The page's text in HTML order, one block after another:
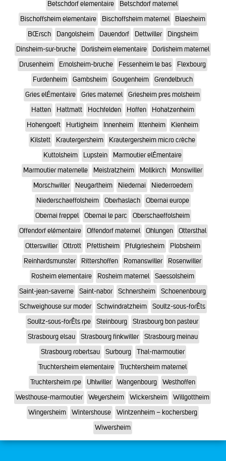
Betschdorf elementaire
Betschdorf maternel
Bischoffsheim elementaire
Bischoffsheim maternel
Blaesheim
BŒrsch
Dangolsheim Dauendorf Dettwiller
Dingsheim
Dinsheim-sur-bruche
Dorlisheim elementaire
Dorlisheim maternel
Drusenheim
Ernolsheim-bruche Fessenheim le bas
Flexbourg
Furdenheim
Gambsheim Gougenheim
Grendelbruch
Gries elÉmentaire
Gries maternel
Griesheim pres molsheim
Hatten
Hattmatt Hochfelden Hoffen
Hohatzenheim
Hohengoeft
Hurtigheim Innenheim Ittenheim
Kienheim
Kilstett
Krautergersheim
Krautergersheim micro crèche
Kuttolsheim
Lupstein
Marmoutier elÉmentaire
Marmoutier maternelle
Meistratzheim Mollkirch
Monswiller
Morschwiller
Neugartheim Niedernai
Niederroedern
Niederschaeffolsheim
Oberhaslach
Obernai europe
Obernai freppel
Obernai le parc
Oberschaeffolsheim
Offendorf elémentaire
Offendorf maternel Ohlungen
Ottersthal
Otterswiller
Ottrott Pfettisheim Pfulgriesheim
Plobsheim
Reinhardsmunster
Rittershoffen Romanswiller
Rosenwiller
Rosheim elementaire
Rosheim maternel
Saessolsheim
Saint-jean-saverne
Saint-nabor Schnersheim
Schoenenbourg
Schweighouse sur moder
Schwindratzheim
Soultz-sous-forÊts
Soultz-sous-forÊts rpe
Steinbourg
Strasbourg bon pasteur
Strasbourg elsau
Strasbourg finkwiller
Strasbourg meinau
Strasbourg robertsau
Surbourg
Thal-marmoutier
Truchtersheim elementaire
Truchtersheim maternel
Truchtersheim rpe
Uhlwiller Wangenbourg
Westhoffen
Westhouse-marmoutier
Weyersheim Wickersheim
Willgottheim
Wingersheim
Wintershouse
Wintzenheim – kochersberg
Wiwersheim